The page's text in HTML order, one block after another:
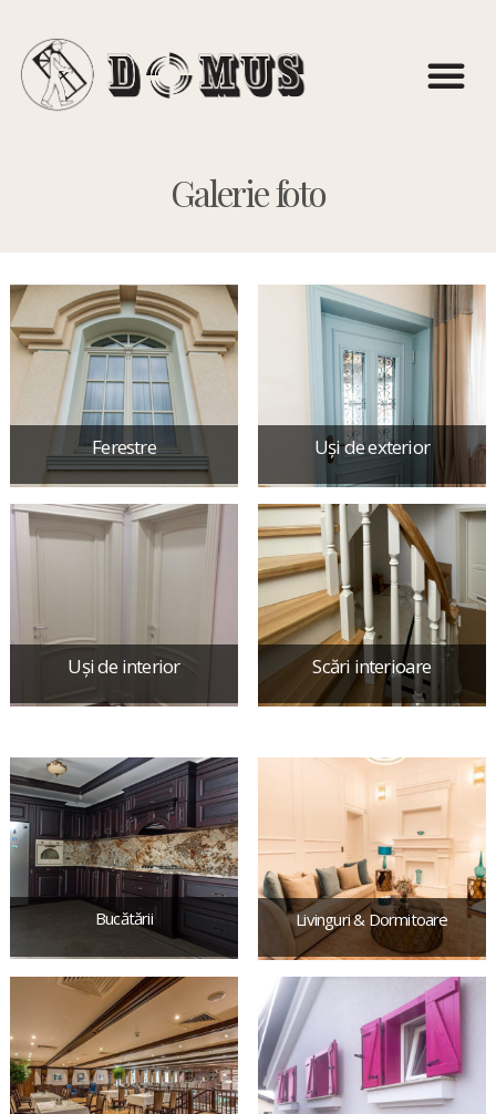
PortofoliuGalerie foto
Ferestre Uși de exterior
Ușide interior Scări interioare
Bucătării Livinguri & Dormitoare